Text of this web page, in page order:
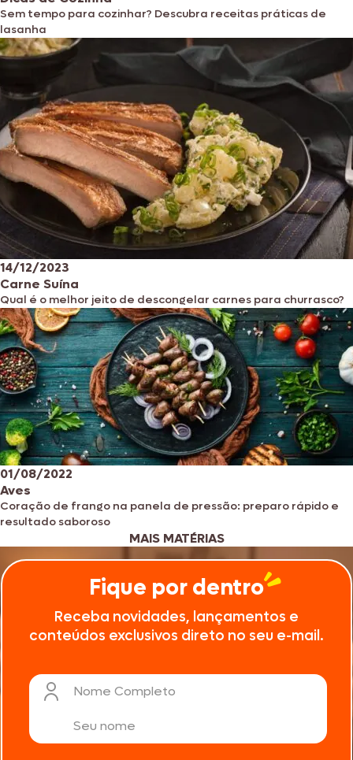
Sem tempo para cozinhar? Descubra receitas práticas de
lasanha
14/12/2023
Carne Suína
Qual é o melhor jeito de descongelar carnes para churrasco?
01/08/2022
Aves
Coração de frango na panela de pressão: preparo rápido e
resultado saboroso
MAIS MATÉRIAS
Fique por dentro
Receba novidades, lançamentos e
conteúdos exclusivos direto no seu e-mail.
Nome Completo